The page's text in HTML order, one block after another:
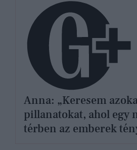
Anna: „Keresem
pillanatokat, ahol egy
térben az emberek